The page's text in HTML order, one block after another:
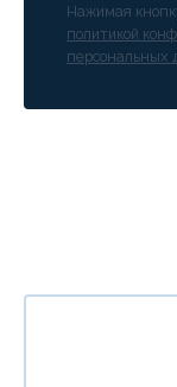
Нажимая
политикой
персональных